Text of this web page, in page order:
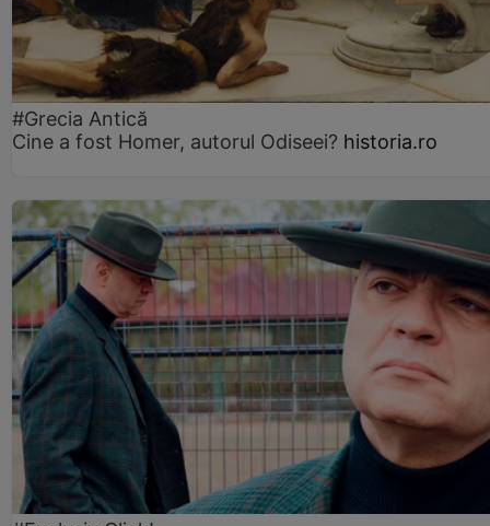
#Grecia Antică
Cine a fost Homer, autorul Odiseei? historia.ro